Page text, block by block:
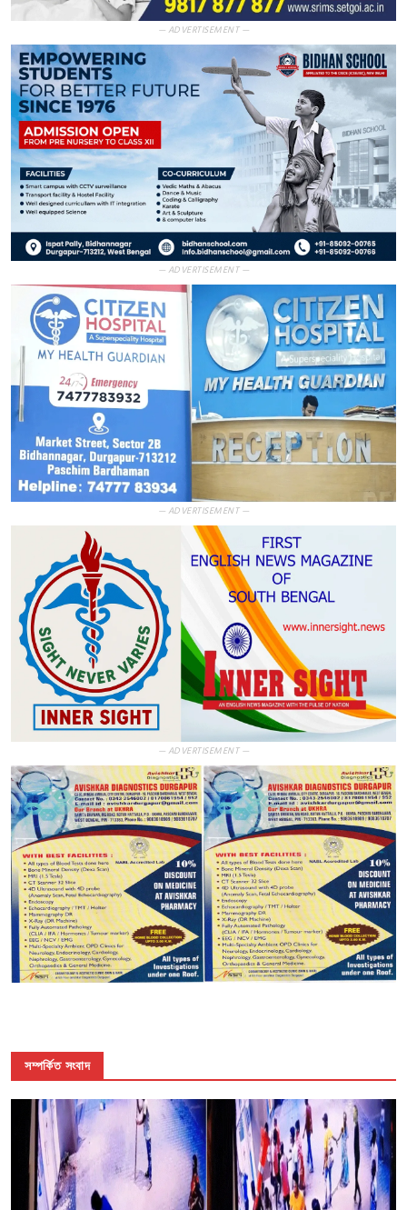
— ADVERTISEMENT —
— ADVERTISEMENT —
— ADVERTISEMENT —
— ADVERTISEMENT —
সম্পর্কিত সংবাদ